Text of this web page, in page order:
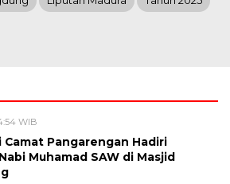
WIB
Camat Pangarengan Hadiri
Muhamad SAW di Masjid